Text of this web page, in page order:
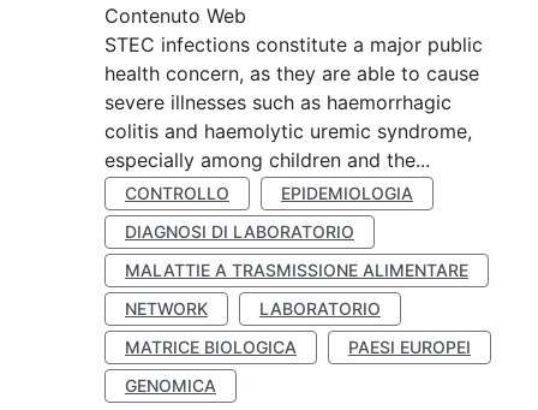
Contenuto Web
STEC infections constitute a major public
health concern, as they are able to cause
severe illnesses such as haemorrhagic
colitis and haemolytic uremic syndrome,
especially among children and the...
CONTROLLO
EPIDEMIOLOGIA
DIAGNOSI DI LABORATORIO
MALATTIE A TRASMISSIONE ALIMENTARE
NETWORK
LABORATORIO
MATRICE BIOLOGICA
PAESI EUROPEI
GENOMICA